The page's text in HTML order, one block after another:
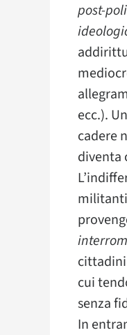
post-
ecc.).
cadere
diventa
cittadini
cui
senza
In